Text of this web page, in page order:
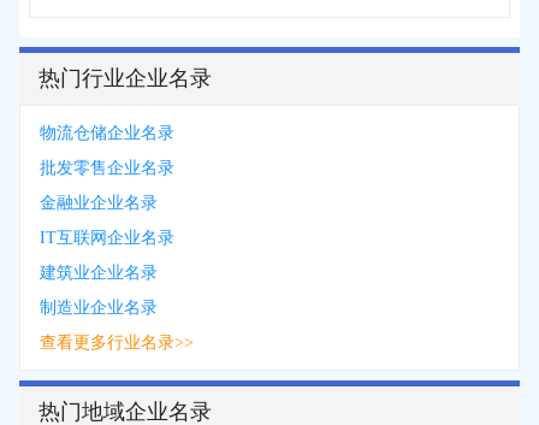
热门行业企业名录
物流仓储企业名录
批发零售企业名录
金融业企业名录
IT互联网企业名录
建筑业企业名录
制造业企业名录
查看更多行业名录>>
热门地域企业名录